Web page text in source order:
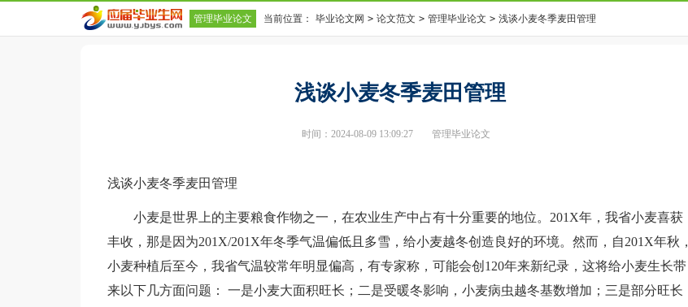
管理毕业论文 当前位置： 毕业论文网 > 论文范文 > 管理毕业论文 > 浅谈小麦冬季麦田管理
浅谈小麦冬季麦田管理
时间：2024-08-09 13:09:27 管理毕业论文
浅谈小麦冬季麦田管理
小麦是世界上的主要粮食作物之一，在农业生产中占有十分重要的地位。201X年，我省小麦喜获
丰收，那是因为201X/201X年冬季气温偏低且多雪，给小麦越冬创造良好的环境。然而，自201X年秋，
小麦种植后至今，我省气温较常年明显偏高，有专家称，可能会创120年来新纪录，这将给小麦生长带
来以下几方面问题： 一是小麦大面积旺长；二是受暖冬影响，小麦病虫越冬基数增加；三是部分旺长